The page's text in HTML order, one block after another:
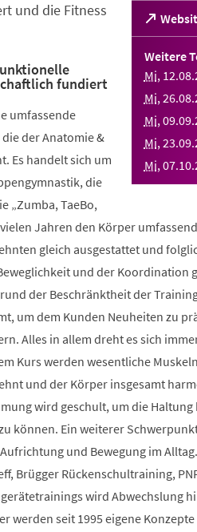
(Öffnet
in
einem
neuen
Tab)
Weitere
Mi, 12.08.
Mi,26.08.
Mi,09.09.
Mi,23.09.
Mi,07.10.
und die Fitness
fundiert
umfassende
der Anatomie &
Es handelt sich um
die
„Zumba, TaeBo,
Jahren den Körper
gleich ausgestattet und
und der Koordination
der Beschränktheit der
um dem Kunden Neuheiten zu
Alles in allem dreht es sich
Kurs werden wesentliche
und der Körper insgesamt
wird geschult, um die
können. Ein weiterer
und Bewegung im
Brügger Rückenschultraining,
wird Abwechslung
werden seit 1995 eigene